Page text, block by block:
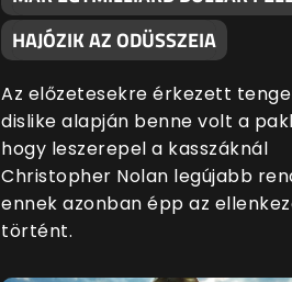
HAJÓZIK AZ ODÜSSZEIA
Az előzetesekre érkezett
dislike alapján benne volt a
hogy leszerepel a kasszáknál
Christopher Nolan legújabb
ennek azonban épp az
történt.